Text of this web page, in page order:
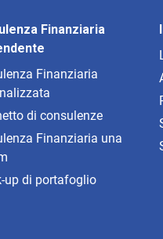
Finanziaria
Finanziaria
di consulenze
Finanziaria una
up di portafoglio